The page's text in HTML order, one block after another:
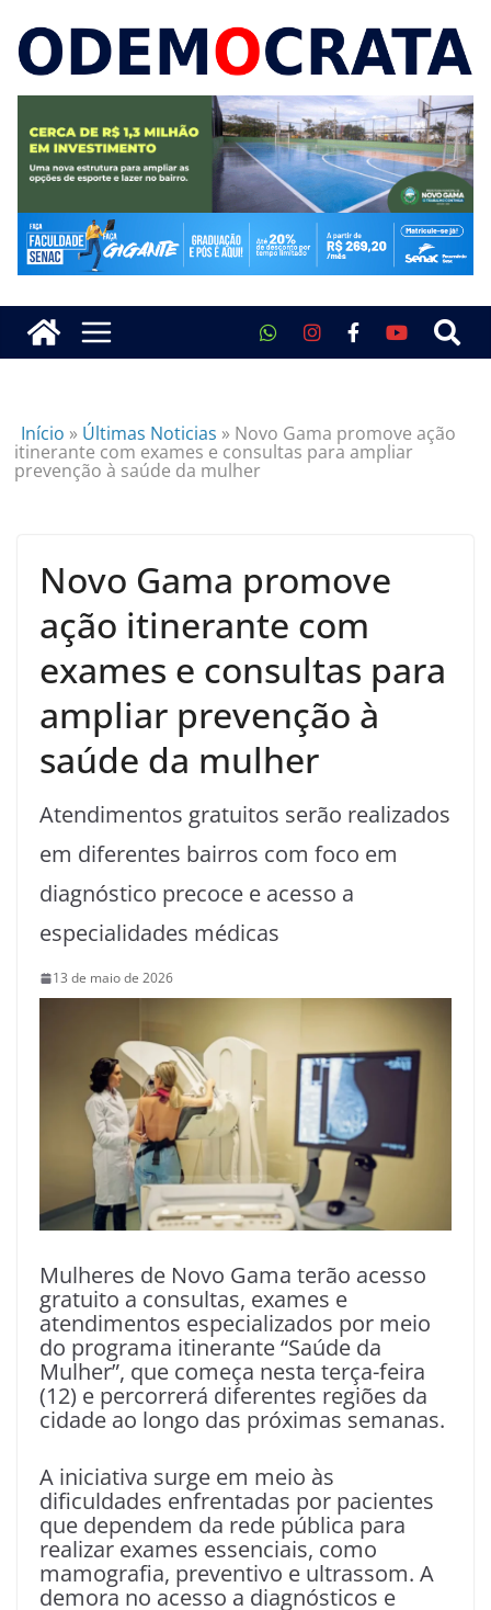
Início » Últimas Noticias » Novo Gama promove ação
itinerante com exames e consultas para ampliar
prevenção à saúde da mulher
Novo Gama promove
ação itinerante com
exames e consultas para
ampliar prevenção à
saúde da mulher
Atendimentos gratuitos serão realizados
em diferentes bairros com foco em
diagnóstico precoce e acesso a
especialidades médicas
13 de maio de 2026
Mulheres de Novo Gama terão acesso
gratuito a consultas, exames e
atendimentos especializados por meio
do programa itinerante “Saúde da
Mulher”, que começa nesta terça-feira
(12) e percorrerá diferentes regiões da
cidade ao longo das próximas semanas.
A iniciativa surge em meio às
dificuldades enfrentadas por pacientes
que dependem da rede pública para
realizar exames essenciais, como
mamografia, preventivo e ultrassom. A
demora no acesso a diagnósticos e